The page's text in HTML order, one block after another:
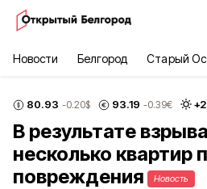
Новости Белгород Старый
80.93 -0.20$ 93.19 -0.39€ +
В результате
несколько квартир
повреждения
Новость